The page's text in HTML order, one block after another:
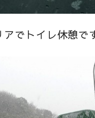
でトイレ休憩で